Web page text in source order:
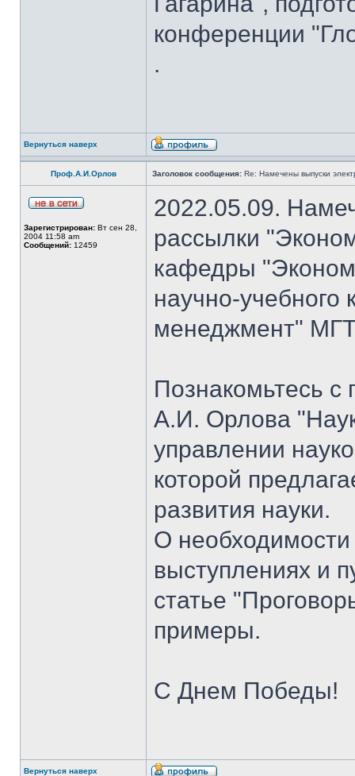
конференции
.
Вернуться наверх
Проф.А.И.Орлов Заголовок сообщения: Re: Намечены выпуски
Зарегистрирован: Вт сен 28,
2004 11:58 am
Сообщений: 12459
2022.05.09.
рассылки
кафедры
научно-
менеджмент"
Познакомьтесь с
А.И. Орлова
управлении
которой
развития науки.
О
выступлениях и
статье
примеры.
С Днем Победы!
Вернуться наверх